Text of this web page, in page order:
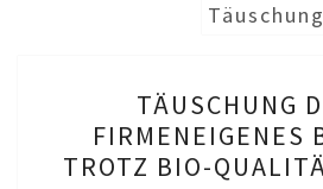
Täuschung
BIO-
TÄUSCHUNG
FIRMENEIGENES
TROTZ BIO-